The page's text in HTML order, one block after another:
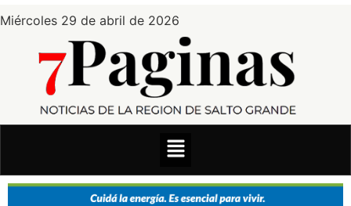
Miércoles 29 de abril de 2026